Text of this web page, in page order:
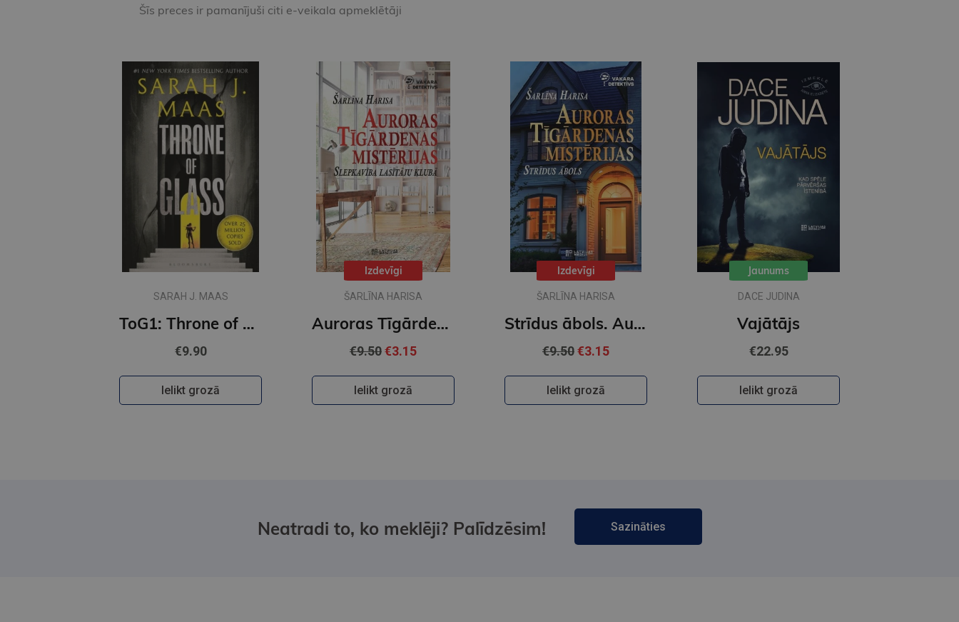
Šīs preces ir pamanījuši citi e-veikala apmeklētāji
SARAH J. MAAS
ToG1: Throne of Glass: From the best-selling author of A Court of Thorns and Roses
€9.90
Ielikt grozā
Izdevīgi
ŠARLĪNA HARISA
Auroras Tīgārdenas mistērijas. Slepkavība lasītāju klubā. Vakara detektīvs
€9.50€3.15
Ielikt grozā
Izdevīgi
ŠARLĪNA HARISA
Strīdus ābols. Auroras Tīgārdenas mistērijas
€9.50€3.15
Ielikt grozā
Jaunums
DACE JUDINA
Vajātājs
€22.95
Ielikt grozā
Neatradi to, ko meklēji? Palīdzēsim! Sazināties